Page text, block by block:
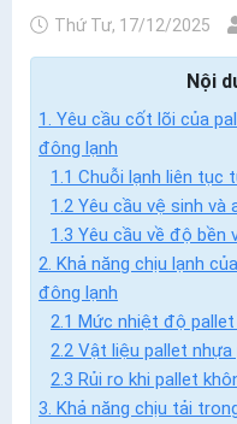
Thứ Tư, 17/12/2025
Nội
1. Yêu cầu cốt lõi của
đông lạnh
1.1 Chuỗi lạnh liên tục
1.2 Yêu cầu vệ sinh
1.3 Yêu cầu về độ bền
2. Khả năng chịu lạnh
đông lạnh
2.1 Mức nhiệt độ
2.2 Vật liệu pallet nhựa
2.3 Rủi ro khi pallet
3. Khả năng chịu tải